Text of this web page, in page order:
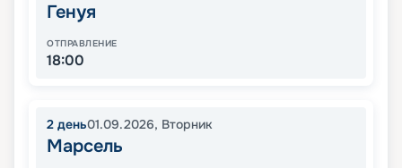
Генуя
ОТПРАВЛЕНИЕ
18:00
2 день01.09.2026, Вторник
Марсель